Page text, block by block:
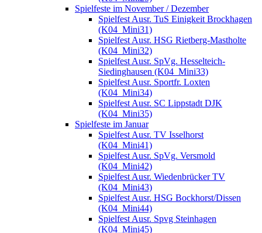
Spielfeste im November / Dezember
Spielfest Ausr. TuS Einigkeit Brockhagen
(K04_Mini31)
Spielfest Ausr. HSG Rietberg-Mastholte
(K04_Mini32)
Spielfest Ausr. SpVg. Hesselteich-
Siedinghausen (K04_Mini33)
Spielfest Ausr. Sportfr. Loxten
(K04_Mini34)
Spielfest Ausr. SC Lippstadt DJK
(K04_Mini35)
Spielfeste im Januar
Spielfest Ausr. TV Isselhorst
(K04_Mini41)
Spielfest Ausr. SpVg. Versmold
(K04_Mini42)
Spielfest Ausr. Wiedenbrücker TV
(K04_Mini43)
Spielfest Ausr. HSG Bockhorst/Dissen
(K04_Mini44)
Spielfest Ausr. Spvg Steinhagen
(K04_Mini45)